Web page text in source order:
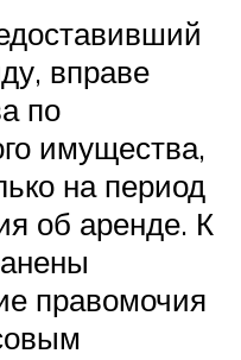
вправе
по
имущества,
на период
об аренде. К
правомочия